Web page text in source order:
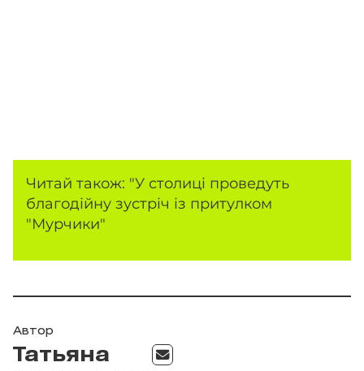
Читай також: "У столиці проведуть
благодійну зустріч із притулком
"Мурчики"
Автор
Татьяна